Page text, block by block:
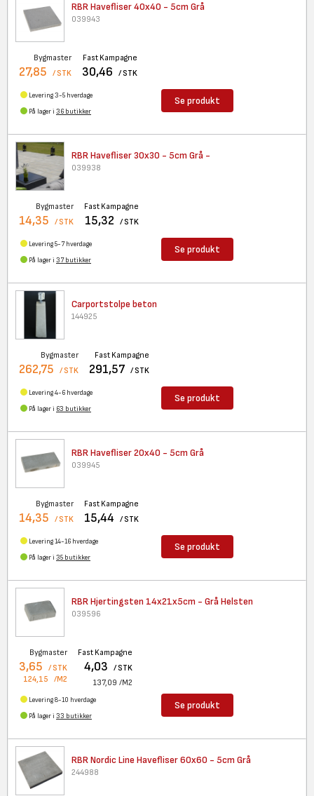
RBR Havefliser 40x40 - 5cm Grå
039943
Bygmaster
27,85 / STK
Fast Kampagne
30,46 / STK
Levering 3-5 hverdage
På lager i 36 butikker
Se produkt
RBR Havefliser 30x30 - 5cm Grå -
039938
Bygmaster
14,35 / STK
Fast Kampagne
15,32 / STK
Levering 5-7 hverdage
På lager i 37 butikker
Se produkt
Carportstolpe beton
144925
Bygmaster
262,75 / STK
Fast Kampagne
291,57 / STK
Levering 4-6 hverdage
På lager i 63 butikker
Se produkt
RBR Havefliser 20x40 - 5cm Grå
039945
Bygmaster
14,35 / STK
Fast Kampagne
15,44 / STK
Levering 14-16 hverdage
På lager i 35 butikker
Se produkt
RBR Hjertingsten 14x21x5cm - Grå Helsten
039596
Bygmaster
3,65 / STK
124,15 /M2
Fast Kampagne
4,03 / STK
137,09 /M2
Levering 8-10 hverdage
På lager i 33 butikker
Se produkt
RBR Nordic Line Havefliser60x60 - 5cm Grå
244988